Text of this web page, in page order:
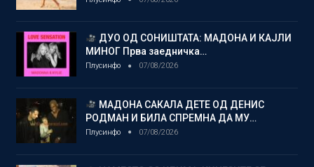
ДУО ОД СОНИШТАТА: МАДОНА И КАЈЛИ
МИНОГ Прва заедничка…
Плусинфо 07/08/2026
МАДОНА САКАЛА ДЕТЕ ОД ДЕНИС
РОДМАН И БИЛА СПРЕМНА ДА МУ…
Плусинфо 07/08/2026